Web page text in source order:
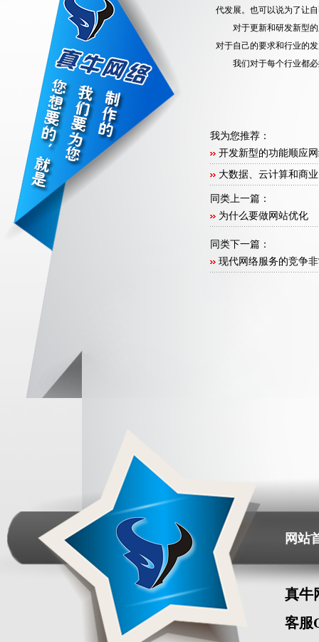
代发展。也可以说为了让
对于更新和研发新型
对于自己的要求和行业的
我们对于每个行业都
我为您推荐：
开发新型的功能顺应
大数据、云计算和商
同类上一篇：
为什么要做网站优化
同类下一篇：
现代网络服务的竞争
网站
真牛
客服